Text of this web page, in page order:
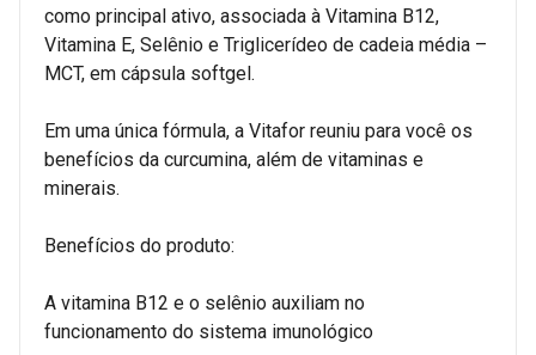
como principal ativo, associada à Vitamina B12,
Vitamina E, Selênio e Triglicerídeo de cadeia média –
MCT, em cápsula softgel.
Em uma única fórmula, a Vitafor reuniu para você os
benefícios da curcumina, além de vitaminas e
minerais.
Benefícios do produto:
A vitamina B12 e o selênio auxiliam no
funcionamento do sistema imunológico